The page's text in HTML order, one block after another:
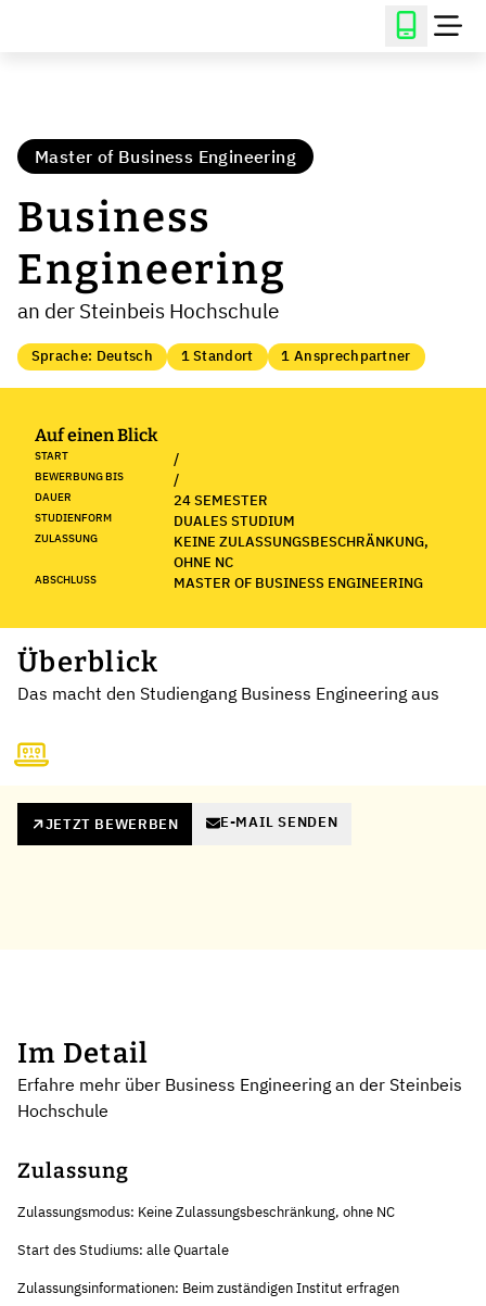
Master of Business Engineering
Business
Engineering
an der Steinbeis Hochschule
Sprache: Deutsch 1 Standort 1 Ansprechpartner
Auf einen Blick
START /
BEWERBUNG BIS /
DAUER 24 SEMESTER
STUDIENFORM DUALES STUDIUM
ZULASSUNG
KEINE ZULASSUNGSBESCHRÄNKUNG,
OHNE NC
ABSCHLUSS MASTER OF BUSINESS ENGINEERING
Überblick
Das macht den Studiengang Business Engineering aus
JETZT BEWERBEN E-MAIL SENDEN
Im Detail
Erfahre mehr über Business Engineering an der Steinbeis
Hochschule
Zulassung
Zulassungsmodus: Keine Zulassungsbeschränkung, ohne NC
Start des Studiums: alle Quartale
Zulassungsinformationen: Beim zuständigen Institut erfragen